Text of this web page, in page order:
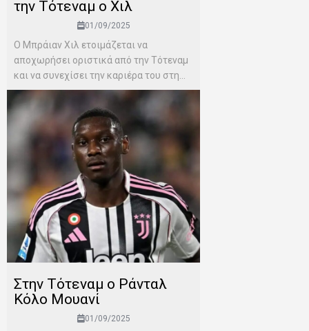
την Τότεναμ ο Χιλ
01/09/2025
Ο Μπράιαν Χιλ ετοιμάζεται να
αποχωρήσει οριστικά από την Τότεναμ
και να συνεχίσει την καριέρα του στη...
Στην Τότεναμ ο Ράνταλ
Κόλο Μουανί
01/09/2025